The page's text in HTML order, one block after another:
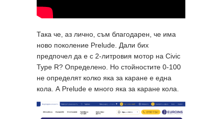
Така че, аз лично, съм благодарен, че има
ново поколение Prelude. Дали бих
предпочел да е с 2-литровия мотор на Civic
Type R? Определено. Но стойностите 0-100
не определят колко яка за каране е една
кола. А Prelude e много яка за каране кола.